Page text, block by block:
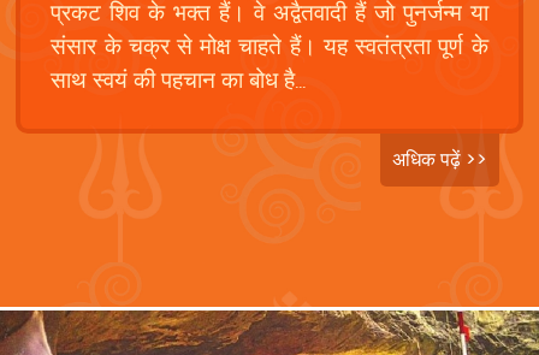
प्रकट शिव के भक्त हैं। वे अद्वैतवादी हैं जो पुनर्जन्म या
संसार के चक्र से मोक्ष चाहते हैं। यह स्वतंत्रता पूर्ण के
साथ स्वयं की पहचान का बोध है...
अधिक पढ़ें >>